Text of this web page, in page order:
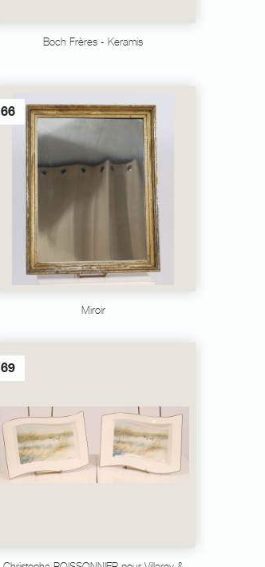
Boch Frères - Keramis
66
Miroir
69